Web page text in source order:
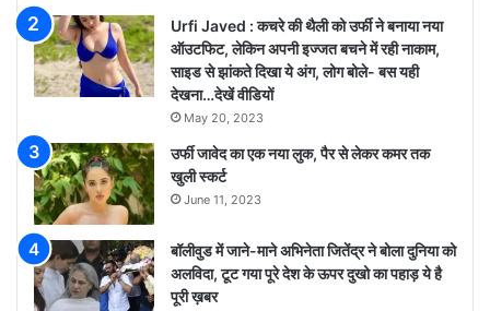
Urfi Javed : कचरे की थैली को उर्फी ने बनाया नया
ऑउटफिट, लेकिन अपनी इज्जत बचने में रही नाकाम,
साइड से झांकते दिखा ये अंग, लोग बोले- बस यही
देखना…देखें वीडियों
May 20, 2023
उर्फी जावेद का एक नया लुक, पैर से लेकर कमर तक
खुली स्कर्ट
June 11, 2023
बॉलीवुड में जाने-माने अभिनेता जितेंद्र ने बोला दुनिया को
अलविदा, टूट गया पूरे देश के ऊपर दुखो का पहाड़ ये है
पूरी ख़बर